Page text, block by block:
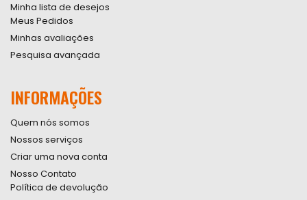
Minha lista de desejos
Meus Pedidos
Minhas avaliações
Pesquisa avançada
INFORMAÇÕES
Quem nós somos
Nossos serviços
Criar uma nova conta
Nosso Contato
Política de devolução